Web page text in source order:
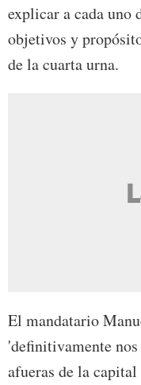
explicar a cada uno
objetivos y
de la cuarta urna.
El mandatario
'definitivamente
afueras de la